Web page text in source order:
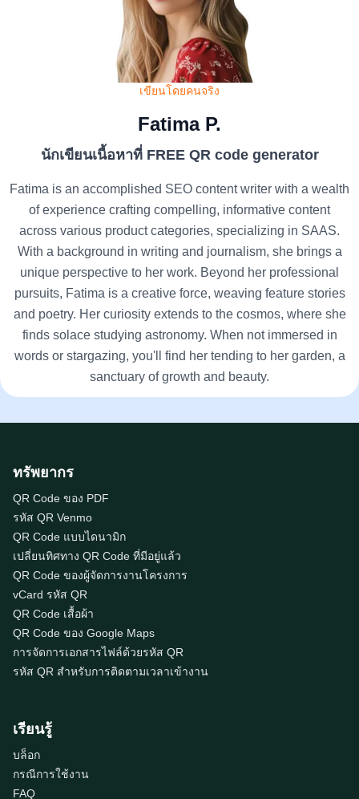
เขียนโดยคนจริง
Fatima P.
นักเขียนเนื้อหาที่ FREE QR code generator
Fatima is an accomplished SEO content writer with a wealth
of experience crafting compelling, informative content
across various product categories, specializing in SAAS.
With a background in writing and journalism, she brings a
unique perspective to her work. Beyond her professional
pursuits, Fatima is a creative force, weaving feature stories
and poetry. Her curiosity extends to the cosmos, where she
finds solace studying astronomy. When not immersed in
words or stargazing, you'll find her tending to her garden, a
sanctuary of growth and beauty.
ทรัพยากร
QR Code ของ PDF
รหัส QR Venmo
QR Code แบบไดนามิก
เปลี่ยนทิศทาง QR Code ที่มีอยู่แล้ว
QR Code ของผู้จัดการงานโครงการ
vCard รหัส QR
QR Code เสื้อผ้า
QR Code ของ Google Maps
การจัดการเอกสารไฟล์ด้วยรหัส QR
รหัส QR สำหรับการติดตามเวลาเข้างาน
เรียนรู้
บล็อก
กรณีการใช้งาน
FAQ